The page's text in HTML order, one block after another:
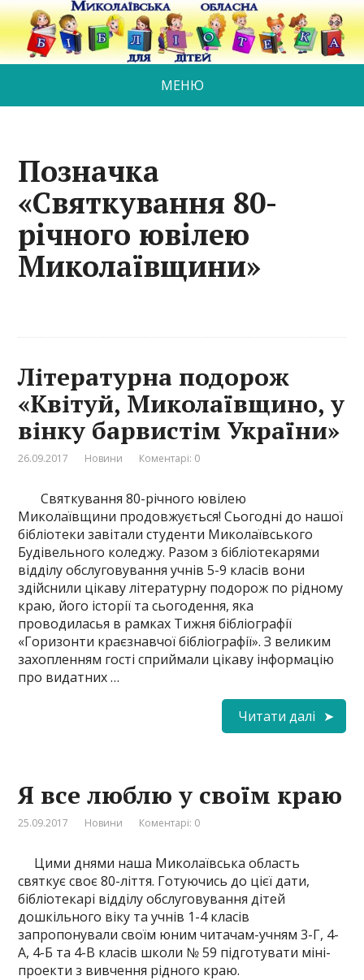
МЕНЮ
Позначка
«Святкування 80-
річного ювілею
Миколаївщини»
Літературна подорож
«Квітуй, Миколаївщино, у
вінку барвистім України»
26.09.2017 Новини Коментарі: 0
Святкування 80-річного ювілею
Миколаївщини продовжується! Сьогодні до нашої
бібліотеки завітали студенти Миколаївського
Будівельного коледжу. Разом з бібліотекарями
відділу обслуговування учнів 5-9 класів вони
здійснили цікаву літературну подорож по рідному
краю, його історії та сьогодення, яка
проводиласья в рамках Тижня бібліографії
«Горизонти краєзнавчої бібліографії». З великим
захопленням гості сприймали цікаву інформацію
про видатних …
Читати далі
Я все люблю у своїм краю
25.09.2017 Новини Коментарі: 0
Цими днями наша Миколаївська область
святкує своє 80-ліття. Готуючись до цієї дати,
бібліотекарі відділу обслуговування дітей
дошкільного віку та учнів 1-4 класів
запропонували своїм юним читачам-учням 3-Г, 4-
А, 4-Б та 4-В класів школи № 59 підготувати міні-
проекти з вивчення рідного краю.